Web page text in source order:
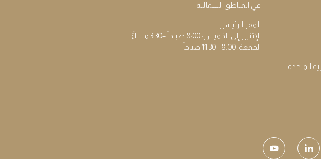
في المناطق الشمالية
المقر الرئيسي
الإثنين إلى الخميس: 8:00 صباحاً –3:30 مساءًً
الجمعة: 8:00 - 11:30 صباحاً